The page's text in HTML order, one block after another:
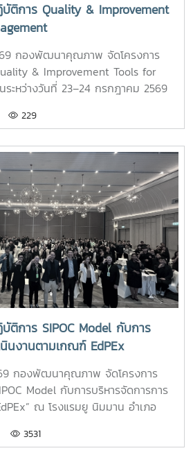
บัติการ Quality & Improvement
กองพัฒนาคุณภาพ จัดโครงการ
& Improvement Tools for
ระหว่างวันที่ 23–24 กรกฎาคม 2569
และพัฒนาทักษะด้านการบริหารความ
ระยุกต์ใช้ในการวางแผน การบริหารงาน
งเป็นระบบ ผ่านกิจกรรมเชิงปฏิบัติการ
ประสบการณ์และแนวปฏิบัติที่ดีร่วมกัน
.อวิรุทธ์ ฉัตรมาลาทอง ผู้อำนวยการ
ฬาลงกรณ์มหาวิทยาลัย เป็นวิทยากร
ารความเสี่ยงในการถ่ายทอดองค์
สบการณ์แก่ผู้เข้าร่วมโครงการ
ระกอบด้วย - เครื่องมือที่ใช้ในการ
ข้องกับการบริหารองค์กร และเกณฑ์
นความเสี่ยง - การใช้เครื่องมือในการ
นดประเด็นความเสี่ยง และตัวชี้วัด
รวัด ประเมินผล และการติดตาม
- ความเชื่อมโยงของ
ละการพัฒนาคุณภาพ - เทคนิคการจัด
ห้เป็นเลิศ และการนำเสนอแผนความ
ย - Risk Culture เพราะ "การบริหาร
บธรรมาภิบาล และขับเคลื่อน
229
ติการ SIPOC Model กับการ
นงานตามเกณฑ์ EdPEx
กองพัฒนาคุณภาพ จัดโครงการ
Model กับการบริหารจัดการการ
ณ โรงแรมยู นิมมาน อำเภอ
ริมสร้างทักษะด้านการบริหารจัดการ
3531